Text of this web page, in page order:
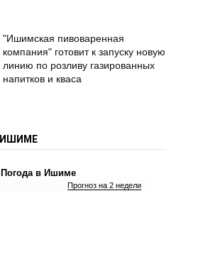
"Ишимская пивоваренная
компания" готовит к запуску новую
линию по розливу газированных
напитков и кваса
ИШИМЕ
Погода в Ишиме
Прогноз на 2 недели